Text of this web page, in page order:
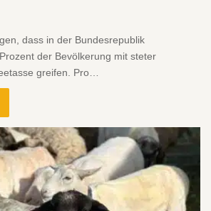
dass in der Bundesrepublik
der Bevölkerung mit steter
greifen. Pro…